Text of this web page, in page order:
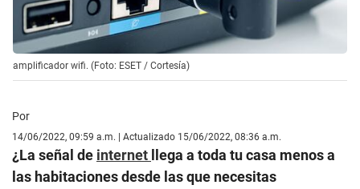
amplificador wifi. (Foto: ESET / Cortesía)
Por
14/06/2022, 09:59 a.m. | Actualizado 15/06/2022, 08:36 a.m.
¿La señal de internet
llega a toda tu casa menos a
las habitaciones desde las que necesitas